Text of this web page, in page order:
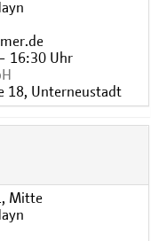
16:30 Uhr
18, Unterneustadt
Mitte